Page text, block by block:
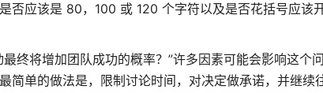
否应该是 80，100 或 120 个字符以及是否花括号应该
终将增加团队成功的概率？”许多因素可能会影响这个
单的做法是，限制讨论时间，对决定做承诺，并继续